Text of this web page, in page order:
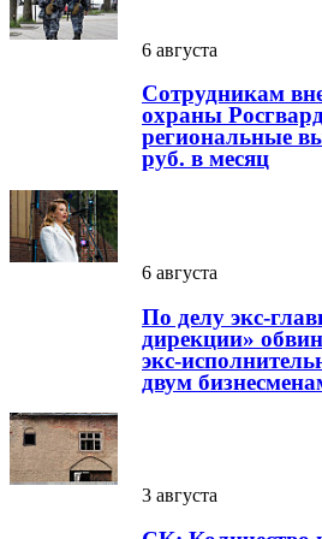
6 августа
Сотрудникам
охраны
региональные
руб. в месяц
6 августа
По делу экс-
дирекции»
экс-
двум
3 августа